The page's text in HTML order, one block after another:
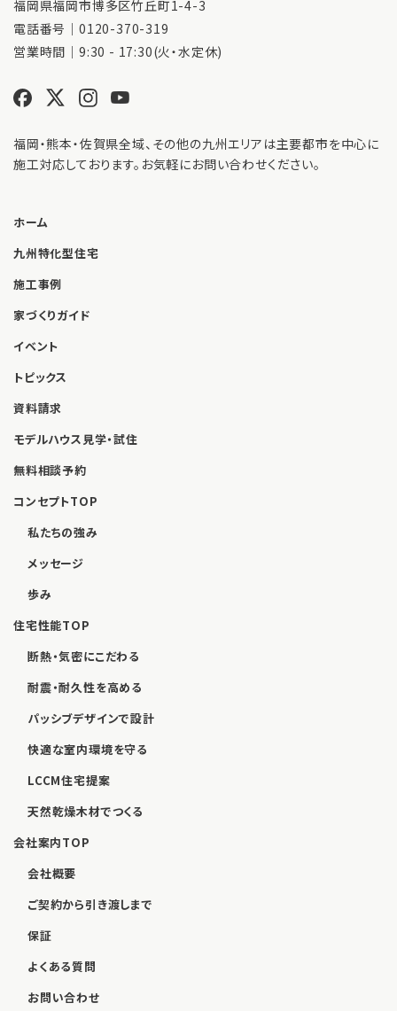
福岡県福岡市博多区竹丘町1-4-3
電話番号｜ 0120-370-319
営業時間｜9:30 - 17:30(火・水定休)
福岡・熊本・佐賀県全域、その他の九州エリアは主要都市を中心に
施工対応しております。お気軽にお問い合わせください。
ホーム
九州特化型住宅
施工事例
家づくりガイド
イベント
トピックス
資料請求
モデルハウス見学・試住
無料相談予約
コンセプトTOP
私たちの強み
メッセージ
歩み
住宅性能TOP
断熱・気密にこだわる
耐震・耐久性を高める
パッシブデザインで設計
快適な室内環境を守る
LCCM住宅提案
天然乾燥木材でつくる
会社案内TOP
会社概要
ご契約から引き渡しまで
保証
よくある質問
お問い合わせ